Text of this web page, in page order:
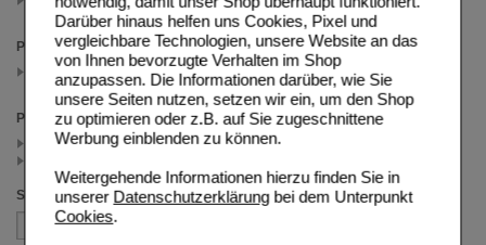
Darüber hinaus helfen uns Cookies, Pixel und
vergleichbare Technologien, unsere Website an das
von Ihnen bevorzugte Verhalten im Shop
anzupassen. Die Informationen darüber, wie Sie
unsere Seiten nutzen, setzen wir ein, um den Shop
zu optimieren oder z.B. auf Sie zugeschnittene
Werbung einblenden zu können.
Weitergehende Informationen hierzu finden Sie in
unserer Datenschutzerklärungbei dem Unterpunkt
Cookies.
(auswahl entfernen)
Packungsgröße
1X5000 ml
(auswahl entfernen)
Preis
< 23.50 (2)
Sortieren nach